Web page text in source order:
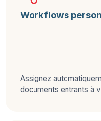
Workflows
Assignez
documents entrants à